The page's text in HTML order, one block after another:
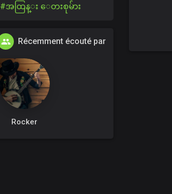
#အထြန္း ေတးစုမ်ား
Récemment écouté par
Rocker